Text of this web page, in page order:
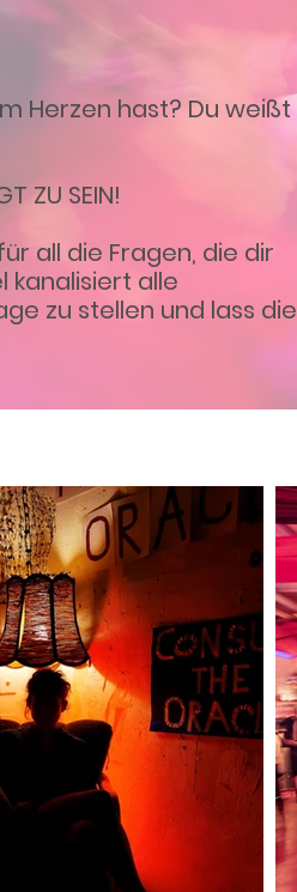
Herzen hast? Du weißt
ZU SEIN!
all die Fragen, die dir
kanalisiert alle
zu stellen und lass die